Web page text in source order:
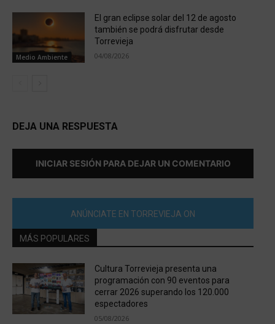
Medio Ambiente
El gran eclipse solar del 12 de agosto
también se podrá disfrutar desde
Torrevieja
04/08/2026
DEJA UNA RESPUESTA
INICIAR SESIÓN PARA DEJAR UN COMENTARIO
ANÚNCIATE EN TORREVIEJA ON
MÁS POPULARES
Cultura Torrevieja presenta una
programación con 90 eventos para
cerrar 2026 superando los 120.000
espectadores
05/08/2026